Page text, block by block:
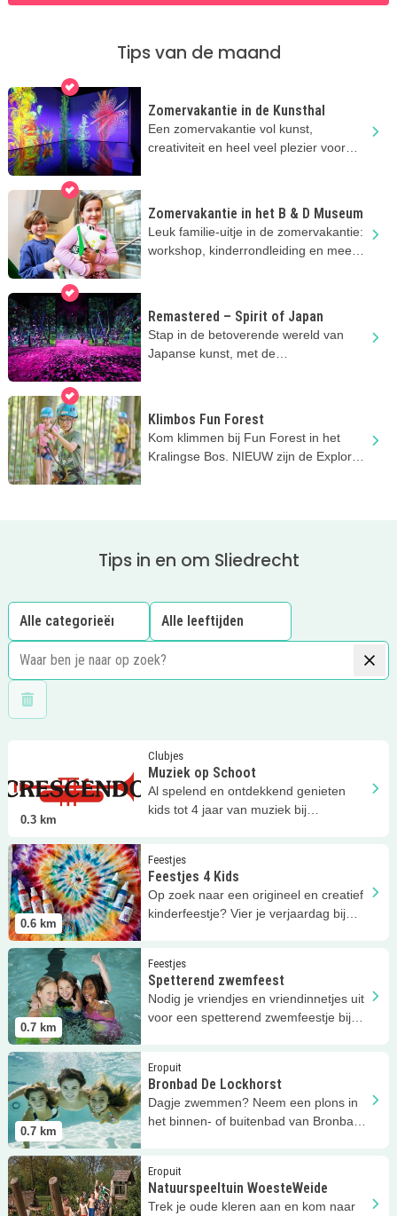
Tips van de maand
Zomervakantie in de Kunsthal
Een zomervakantie vol kunst,
creativiteit en heel veel plezier voor
Zomervakantie in het B & D Museum
Leuk familie-uitje in de zomervakantie:
workshop, kinderrondleiding en meer
Remastered – Spirit of Japan
Stap in de betoverende wereld van
Japanse kunst, met de
Klimbos Fun Forest
Kom klimmen bij Fun Forest in het
Kralingse Bos. NIEUW zijn de Explorer
Tips in en om Sliedrecht
Wis filters
0.3 km
Clubjes
Muziek op Schoot
Al spelend en ontdekkend genieten
kids tot 4 jaar van muziek bij
Muziek op Schoot
0.6 km
Feestjes
Feestjes 4 Kids
Op zoek naar een origineel en creatief
kinderfeestje? Vier je verjaardag bij
Lees meer Feestjes 4 Kids
0.7 km
Feestjes
Spetterend zwemfeest
Nodig je vriendjes en vriendinnetjes uit
voor een spetterend zwemfeestje bij
Lees meer Spetterend zwemfeest
0.7 km
Eropuit
Bronbad De Lockhorst
Dagje zwemmen? Neem een plons in
het binnen- of buitenbad van Bronbad
Lees meer Bronbad De Lockhorst
Eropuit
Natuurspeeltuin WoesteWeide
Trek je oude kleren aan en kom naar
Lees meer Natuurspeeltuin WoesteWeide